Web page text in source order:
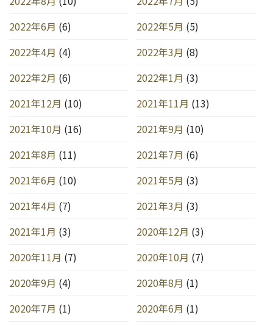
2022年6月 (6) 2022年5月 (5)
2022年4月 (4) 2022年3月 (8)
2022年2月 (6) 2022年1月 (3)
2021年12月 (10) 2021年11月 (13)
2021年10月 (16) 2021年9月 (10)
2021年8月 (11) 2021年7月 (6)
2021年6月 (10) 2021年5月 (3)
2021年4月 (7) 2021年3月 (3)
2021年1月 (3) 2020年12月 (3)
2020年11月 (7) 2020年10月 (7)
2020年9月 (4) 2020年8月 (1)
2020年7月 (1) 2020年6月 (1)